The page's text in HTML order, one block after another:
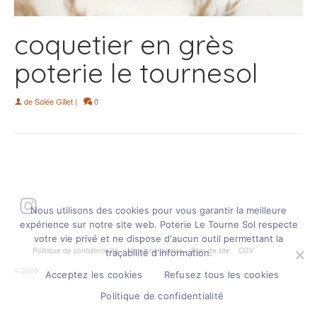
coquetier en grès
poterie le tournesol
deSolée Gillet | 0
Instagram
Politique de confidentialité Mentions légales Plan de site
CGV
© 2026 Poterie le tourne sol
Nous utilisons des cookies pour vous garantir la meilleure
expérience sur notre site web. Poterie Le Tourne Sol respecte
votre vie privé et ne dispose d'aucun outil permettant la
traçabilité d'information.
Acceptez les cookies
Refusez tous les cookies
Politique de confidentialité